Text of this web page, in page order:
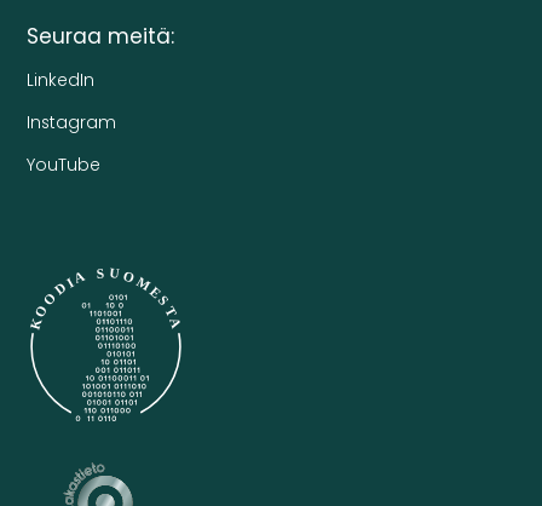
Seuraa meitä:
LinkedIn
Instagram
YouTube